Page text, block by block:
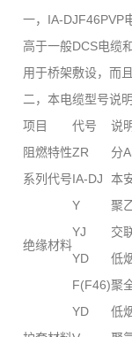
一，IA-DJF46PVP
高于一般DCS电缆
用于桥架敷设，而
二，本电缆型号说明
项目
代号
说
阻燃特性ZR
分
系列代号IA-DJ 本
绝缘材料
Y
聚
YJ
交
YD
低
F(F46)聚
YD
低